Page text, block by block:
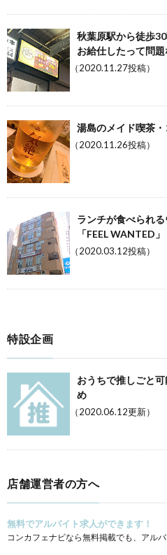
秋葉原駅から徒歩
お給仕したって問題
（2020.11.27投稿）
湯島のメイド喫茶・
（2020.11.26投稿）
ランチが食べられ
「FEEL WANTED」
（2020.03.12投稿）
特設企画
おうちで推しごと
め
（2020.06.12更新）
店舗運営者の方へ
無料でアルバイト求人ができます！
コンカフェナビなら無料掲載でも、アル